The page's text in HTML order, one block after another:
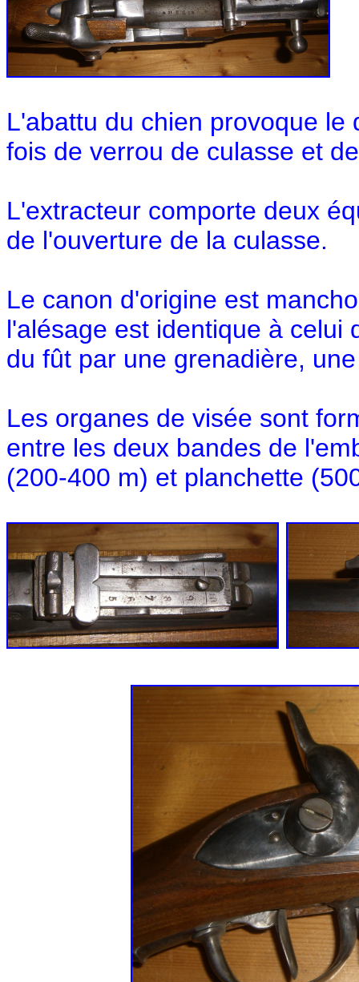
L'abattu du chien provoque
fois de verrou de culasse et
L'extracteur comporte deux
de l'ouverture de la culasse.
Le canon d'origine est
l'alésage est identique à celui
du fût par une grenadière,
Les organes de visée sont
entre les deux bandes de
(200-400 m) et planchette